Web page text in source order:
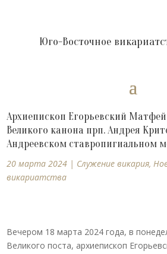
Юго-Восточное
Архиепископ Егорьевский
Великого канона прп. Андрея
Андреевском ставропигиальном
20 марта 2024 | Cлужение викария,
викариатства
Вечером 18 марта 2024 года, в
Великого поста, архиепископ